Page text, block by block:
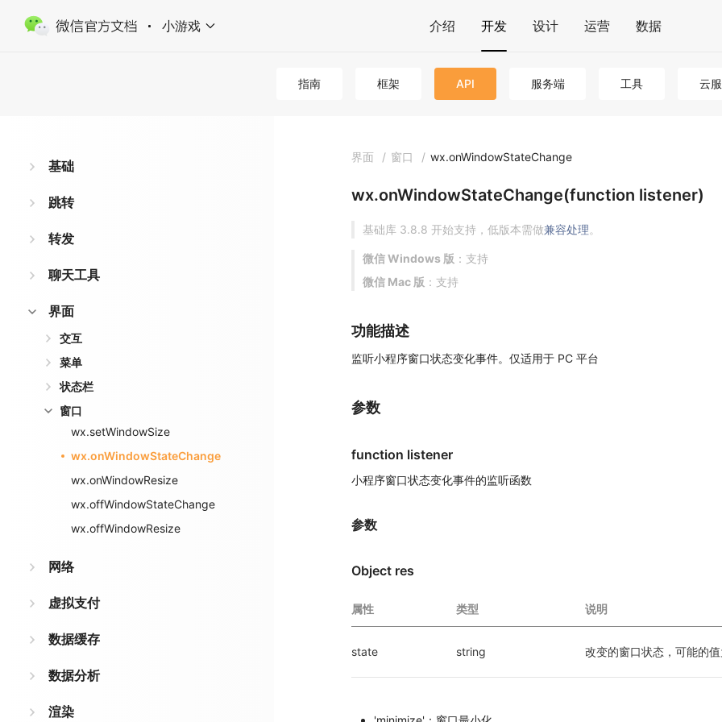
小游戏 介绍 开发 设计 运营 数据
指南 框架 API 服务端 工具 云
基础
跳转
转发
聊天工具
界面
交互
菜单
状态栏
窗口
wx.setWindowSize
wx.onWindowStateChange
wx.onWindowResize
wx.offWindowStateChange
wx.offWindowResize
网络
虚拟支付
数据缓存
数据分析
渲染
界面 / 窗口 / wx.onWindowStateChange
wx.onWindowStateChange(function listener)
基础库 3.8.8 开始支持，低版本需做兼容处理。
微信 Windows 版 ：支持
微信 Mac 版 ：支持
功能描述
监听小程序窗口状态变化事件。仅适用于 PC 平台
参数
function listener
小程序窗口状态变化事件的监听函数
参数
Object res
属性 类型 说明
state string 改变的窗口状态，可能的